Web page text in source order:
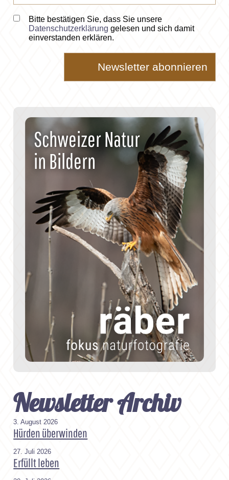
Bitte bestätigen Sie, dass Sie unsere
Datenschutzerklärung gelesen und sich damit
einverstanden erklären.
Schweizer Natur
in Bildern
Newsletter Archiv
3. August 2026
Hürden überwinden
27. Juli 2026
Erfüllt leben